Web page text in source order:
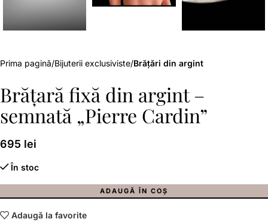
Prima pagină Bijuterii exclusiviste Brățări din argint
Brățară fixă din argint –
semnată „Pierre Cardin”
695 lei
În stoc
ADAUGĂ ÎN COȘ
Adaugă la favorite